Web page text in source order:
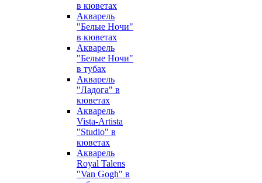
в кюветах
Акварель
"Белые Ночи"
в кюветах
Акварель
"Белые Ночи"
в тубах
Акварель
"Ладога" в
кюветах
Акварель
Vista-Artista
"Studio" в
кюветах
Акварель
Royal Talens
"Van Gogh" в